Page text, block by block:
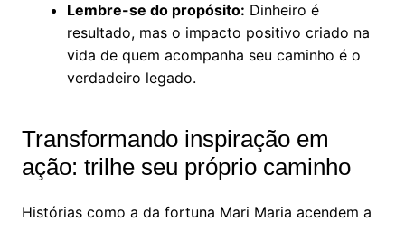
Lembre-se do propósito: Dinheiro é
resultado, mas o impacto positivo criado na
vida de quem acompanha seu caminho é o
verdadeiro legado.
Transformando inspiração em
ação: trilhe seu próprio caminho
Histórias como a da fortuna Mari Maria acendem a